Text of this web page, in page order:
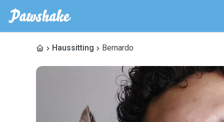
Haussitting Bernardo